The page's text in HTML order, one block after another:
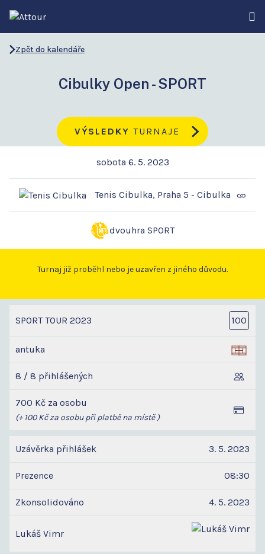
Zpět do kalendáře
Cibulky Open - SPORT
VÝSLEDKY TURNAJE
sobota 6. 5. 2023
Tenis Cibulka, Praha 5 - Cibulka
dvouhra SPORT
Turnaj již proběhl nebo je uzavřen z jiného důvodu.
SPORT TOUR 2023 100
antuka
8 / 8 přihlášených
700 Kč za osobu
(+ 100 Kč za osobu při platbě na místě )
Uzávěrka přihlášek 3. 5. 2023
Prezence 08:30
Zkonsolidováno 4. 5. 2023
Lukáš Vimr